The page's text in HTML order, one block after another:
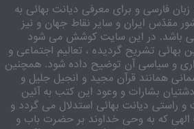
فارسی و برای معرفی دیانت بهائی به
مقدّس ایران و سایر نقاط جهان و نیز
می باشد. در این سایت کوشش می شود
بهائی تشریح گردیده ، تعالیم اجتماعی و
و سیاسی آن توضیح داده شود. همچنین
همانند قرآن مجید و انجیل جلیل و
بشارات و وعود این کتب به آئین
راستی دیانت بهائی استدلال می گردد و
که به وحی خداوند بر حضرت باب و